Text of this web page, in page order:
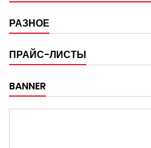
РАЗНОЕ
ПРАЙС-ЛИСТЫ
BANNER